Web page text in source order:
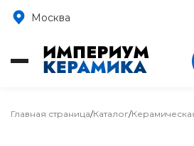
Москва
Главная страница/Каталог/